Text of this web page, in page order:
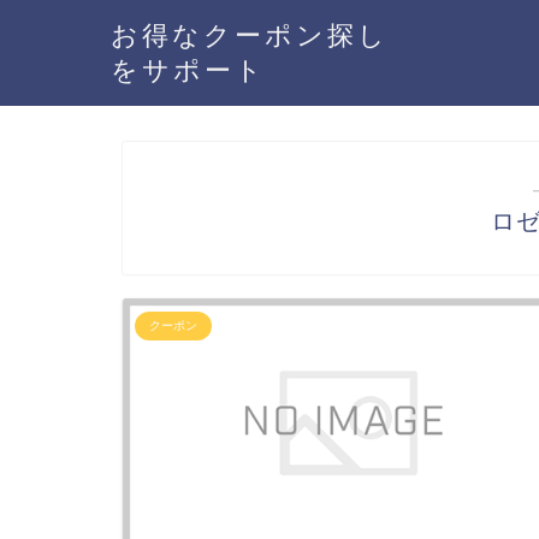
お得なクーポン探し
をサポート
ロ
クーポン